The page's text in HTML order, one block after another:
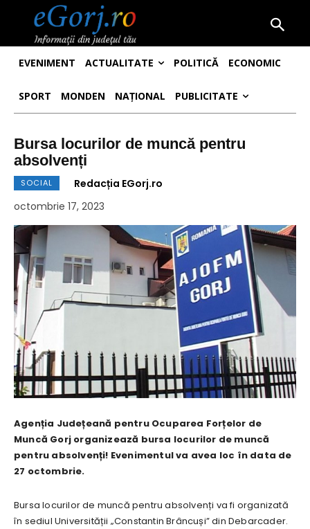
EVENIMENT ACTUALITATE POLITICĂ ECONOMIC
SPORT MONDEN NAȚIONAL PUBLICITATE
Bursa locurilor de muncă pentru
absolvenți
SOCIAL
Redacția EGorj.ro
octombrie 17, 2023
Agenția Județeană pentru Ocuparea Forțelor de
Muncă Gorj organizează bursa locurilor de muncă
pentru absolvenți! Evenimentul va avea loc în data de
27 octombrie.
Bursa locurilor de muncă pentru absolvenți va fi organizată
în sediul Universității „Constantin Brâncuși” din Debarcader.